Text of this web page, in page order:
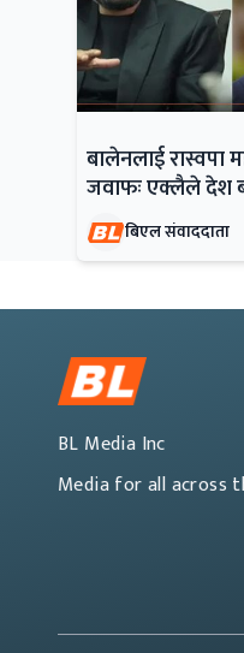
बालेनलाई रास्वपा
जवाफः एक्लैले देश
बिएल संवाददाता
BL Media Inc
Media for all across